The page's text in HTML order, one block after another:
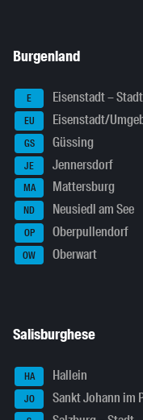
Burgenland
E Eisenstadt – Stadt
EU Eisenstadt/
GS Güssing
JE Jennersdorf
MA Mattersburg
ND Neusiedl am See
OP Oberpullendorf
OW Oberwart
Salisburghese
HA Hallein
JO Sankt Johann im